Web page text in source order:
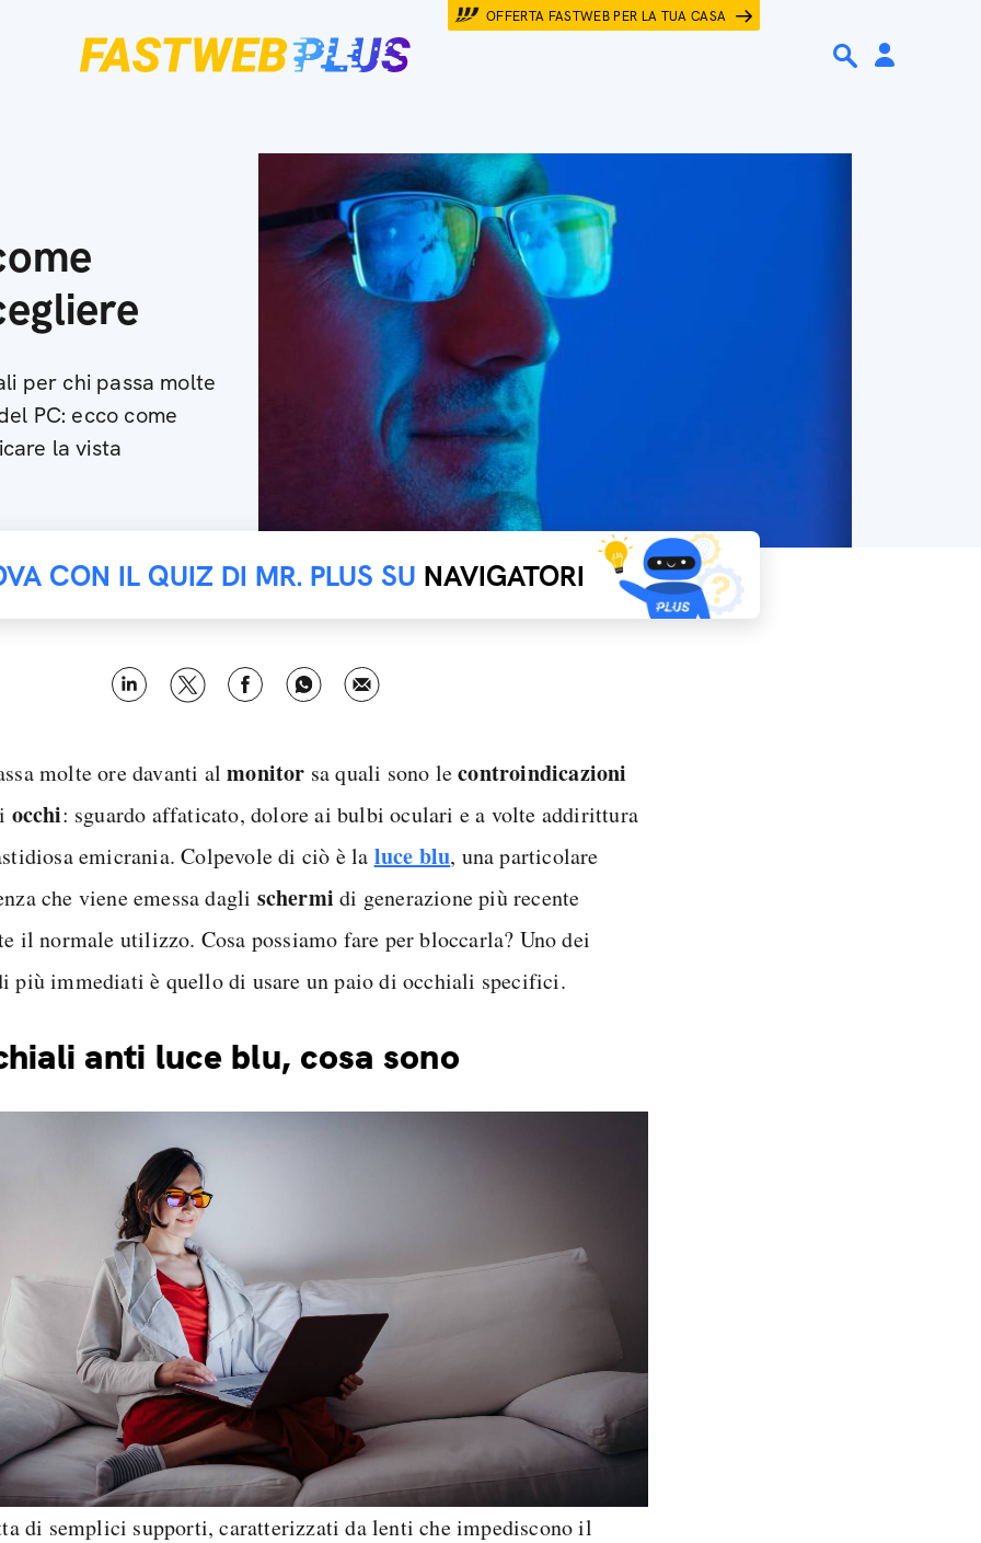
OFFERTA FASTWEB PER LA TUA CASA
per chi passa molte
PC: ecco come
la vista
CON IL QUIZ DI MR. PLUS SU NAVIGATORI
molte ore davanti almonitor sa quali sono lecontroindicazioni
occhi: sguardo affaticato, dolore ai bulbi oculari e a volte addirittura
emicrania. Colpevole di ciò è la luce blu, una particolare
che viene emessa dagli schermi di generazione più recente
il normale utilizzo. Cosa possiamo fare per bloccarla? Uno dei
più immediati è quello di usare un paio di occhiali specifici.
anti luce blu, cosa sono
di semplici supporti, caratterizzati da lenti che impediscono il